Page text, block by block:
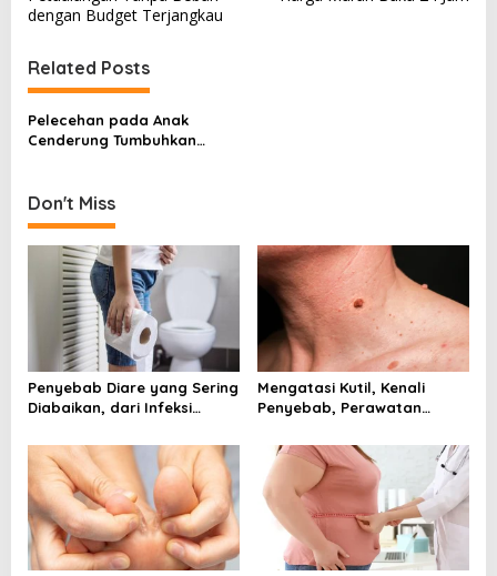
s
t
n
a
v
g
a
n
dengan Budget Terjangkau
Related Posts
Pelecehan pada Anak
Cenderung Tumbuhkan
Don't Miss
Penyebab Diare yang Sering
Diabaikan, dari Infeksi
Mengatasi Kutil, Kenali
Penyebab, Perawatan
Dokter